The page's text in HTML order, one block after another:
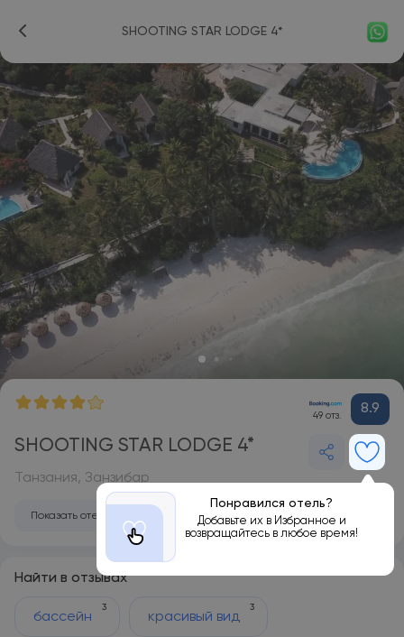
SHOOTING STAR LODGE 4*
49 отз. 8.9
SHOOTING STAR LODGE 4*
Понравился отель?
Добавьте их в Избранное и
возвращайтесь в любое время!
Танзания, Занзибар
Показать отель на карте
Найти в отзывах
бассейн
3
красивый вид
3